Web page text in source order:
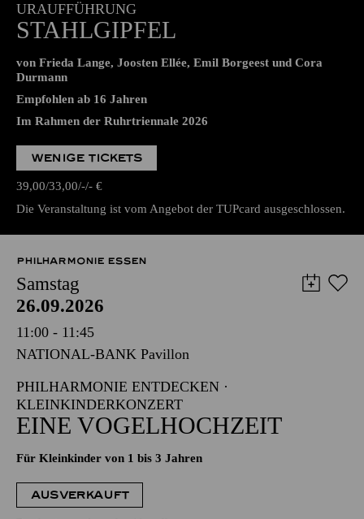
URAUFFÜHRUNG
STAHLGIPFEL
von Frieda Lange, Joosten Ellée, Emil Borgeest und Cora
Durmann
Empfohlen ab 16 Jahren
Im Rahmen der Ruhrtriennale 2026
WENIGE TICKETS
39,00 33,00 - - €
Die Veranstaltung ist vom Angebot der TUPcard ausgeschlossen.
PHILHARMONIE ESSEN
Samstag
26.09.2026
11:00 - 11:45
NATIONAL-BANK Pavillon
PHILHARMONIE ENTDECKEN ·
KLEINKINDERKONZERT
EINE VOGELHOCHZEIT
Für Kleinkinder von 1 bis 3 Jahren
AUSVERKAUFT